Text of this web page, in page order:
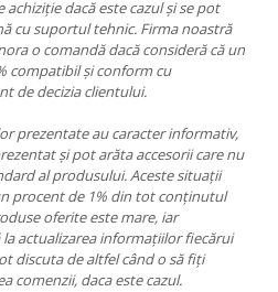
dacă este cazul și se pot
cu suportul tehnic. Firma noastră
o comandă dacă consideră că un
compatibil și conform cu
de decizia clientului.
prezentate au caracter informativ,
și pot arăta accesorii care nu
al produsului. Aceste situații
procent de 1% din tot conținutul
oferite este mare, iar
actualizarea informațiilor fiecărui
discuta de altfel când o să fiți
comenzii, daca este cazul.